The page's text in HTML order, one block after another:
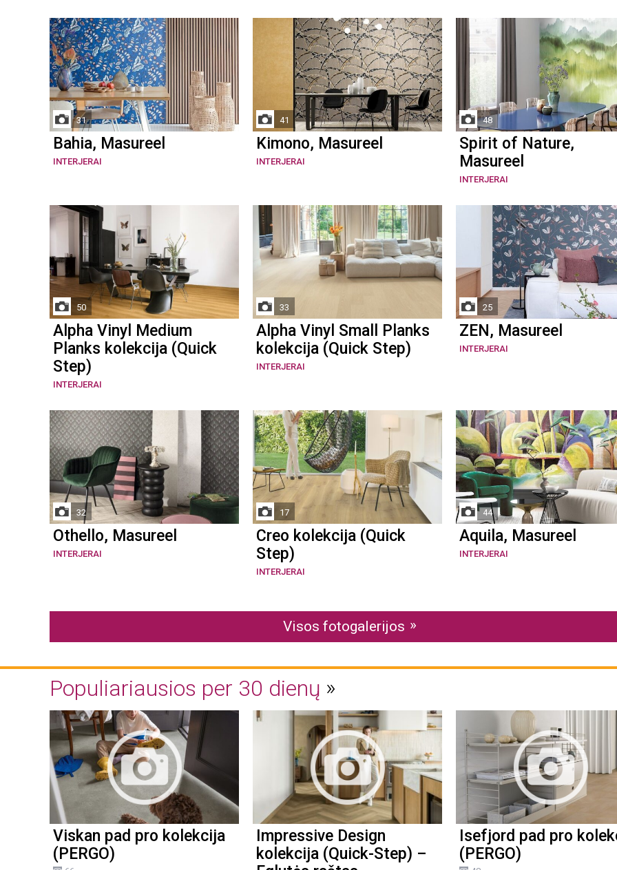
31
Bahia, Masureel
INTERJERAI
41
Kimono, Masureel
INTERJERAI
48
Spirit of Nature,
Masureel
INTERJERAI
50
Alpha Vinyl Medium
Planks kolekcija (Quick
Step)
INTERJERAI
33
Alpha Vinyl Small Planks
kolekcija (Quick Step)
INTERJERAI
25
ZEN, Masureel
INTERJERAI
32
Othello, Masureel
INTERJERAI
17
Creo kolekcija (Quick
Step)
INTERJERAI
44
Aquila, Masureel
INTERJERAI
Visos fotogalerijos
Populiariausios per 30 dienų
Viskan pad pro kolekcija
(PERGO)
Impressive Design
kolekcija (Quick-Step) –
Isefjord pad pro
(PERGO)